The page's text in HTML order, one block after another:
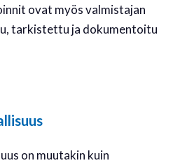
ovat myös valmistajan
tarkistettu ja dokumentoitu
on muutakin kuin